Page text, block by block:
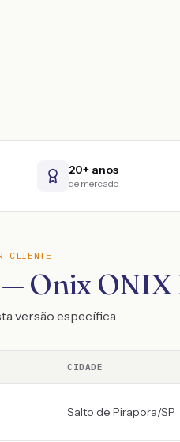
20+ anos
de mercado
CLIENTE
Onix ONIX
versão específica
CIDADE
Salto de Pirapora/SP